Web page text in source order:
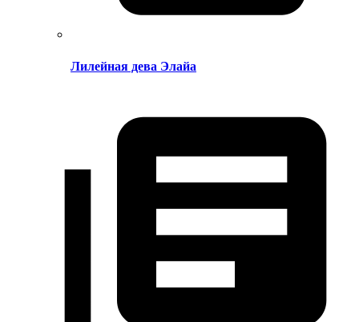
Лилейная дева Элайа